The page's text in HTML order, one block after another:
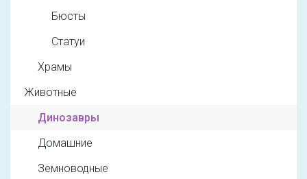
Бюсты
Статуи
Храмы
Животные
Динозавры
Домашние
Земноводные